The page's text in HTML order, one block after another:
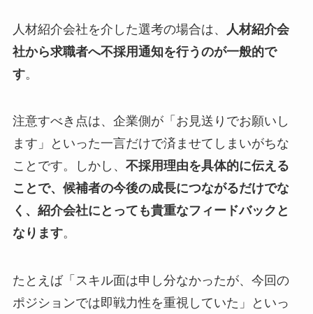
人材紹介会社を介した選考の場合は、
人材紹介会
社から求職者へ不採用通知を行うのが一般的で
す。
注意すべき点は、企業側が「お見送りでお願いし
ます」といった一言だけで済ませてしまいがちな
ことです。しかし、 不採用理由を具体的に伝える
ことで、候補者の今後の成長につながるだけでな
く、紹介会社にとっても貴重なフィードバックと
なります。
たとえば「スキル面は申し分なかったが、今回の
ポジションでは即戦力性を重視していた」といっ